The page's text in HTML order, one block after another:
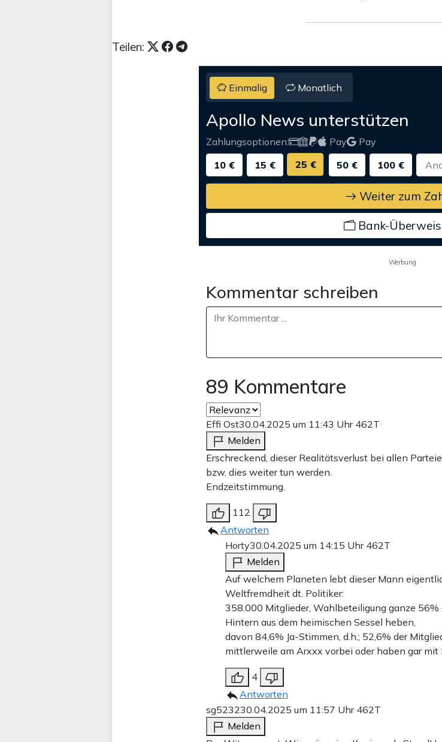
Teilen:
Einmalig Monatlich
Apollo News unterstützen
Zahlungsoptionen: Pay
Pay
10 €
15 € 25 € 50 € 100 €
Weiter zum
Bank-
Werbung
Kommentar schreiben
89 Kommentare
Effi Ost30.04.2025 um 11:43 Uhr 462T
Melden
Erschreckend, dieser Realitätsverlust bei allen
bzw. dies weiter tun werden.
Endzeitstimmung.
112
Antworten
Horty30.04.2025 um 14:15 Uhr 462T
Melden
Auf welchem Planeten lebt dieser Mann
Weltfremdheit dt. Politiker:
358.000 Mitglieder, Wahlbeteiligung ganze
Hintern aus dem heimischen Sessel heben,
davon 84,6% Ja-Stimmen, d.h.; 52,6% der
mittlerweile am Arxxx vorbei oder haben gar mit
4
Antworten
sg523230.04.2025 um 11:57 Uhr 462T
Melden